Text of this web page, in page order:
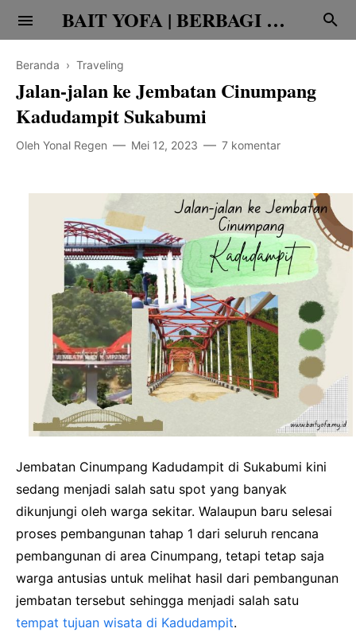
BAIT YOFA | BERBAGI CERITA
Religi
Teknologi
Edukasi
Beranda › Traveling
Jalan-jalan ke Jembatan Cinumpang
Kadudampit Sukabumi
Oleh Yonal Regen Mei 12, 2023 7 komentar
Jembatan Cinumpang Kadudampit di Sukabumi kini
sedang menjadi salah satu spot yang banyak
dikunjungi oleh warga sekitar. Walaupun baru selesai
proses pembangunan tahap 1 dari seluruh rencana
pembangunan di area Cinumpang, tetapi tetap saja
warga antusias untuk melihat hasil dari pembangunan
jembatan tersebut sehingga menjadi salah satu
tempat tujuan wisata di Kadudampit.